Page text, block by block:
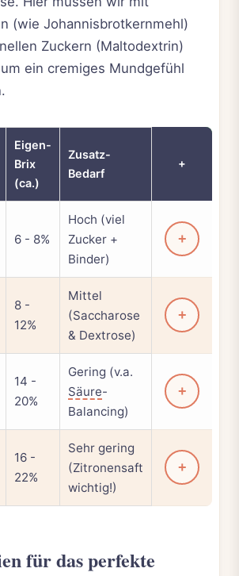
(wie Johannisbrotkernmehl)
Zuckern (Maltodextrin)
ein cremiges Mundgefühl
Eigen-
Brix
(ca.)
Zusatz-
Bedarf
+
6 - 8%
Hoch (viel
Zucker +
Binder)
+
8 -
12%
Mittel
(Saccharose
& Dextrose)
+
14 -
20%
Gering (v.a.
Säure-
Balancing)
+
16 -
22%
Sehr gering
(Zitronensaft
wichtig!)
+
für das perfekte